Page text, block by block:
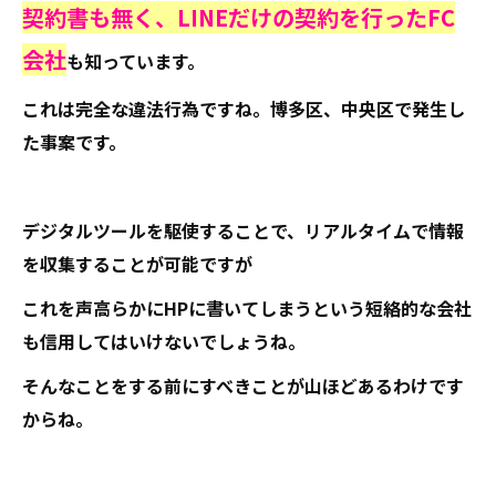
契約書も無く、LINEだけの契約を行ったFC
会社も知っています。
これは完全な違法行為ですね。博多区、中央区で発生し
た事案です。
デジタルツールを駆使することで、リアルタイムで情報
を収集することが可能ですが
これを声高らかにHPに書いてしまうという短絡的な会社
も信用してはいけないでしょうね。
そんなことをする前にすべきことが山ほどあるわけです
からね。